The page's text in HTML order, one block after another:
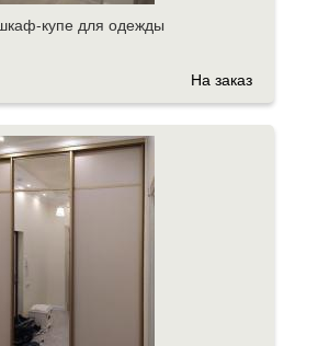
купе для одежды
На заказ